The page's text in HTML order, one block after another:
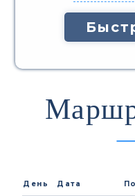
День Дата